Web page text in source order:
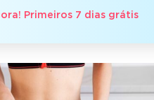
Primeiros 7 dias grátis